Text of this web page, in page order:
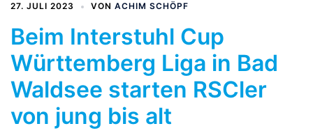
27. JULI 2023 VON ACHIM SCHÖPF
Beim Interstuhl Cup
Württemberg Liga in Bad
Waldsee starten RSCler
von jung bis alt